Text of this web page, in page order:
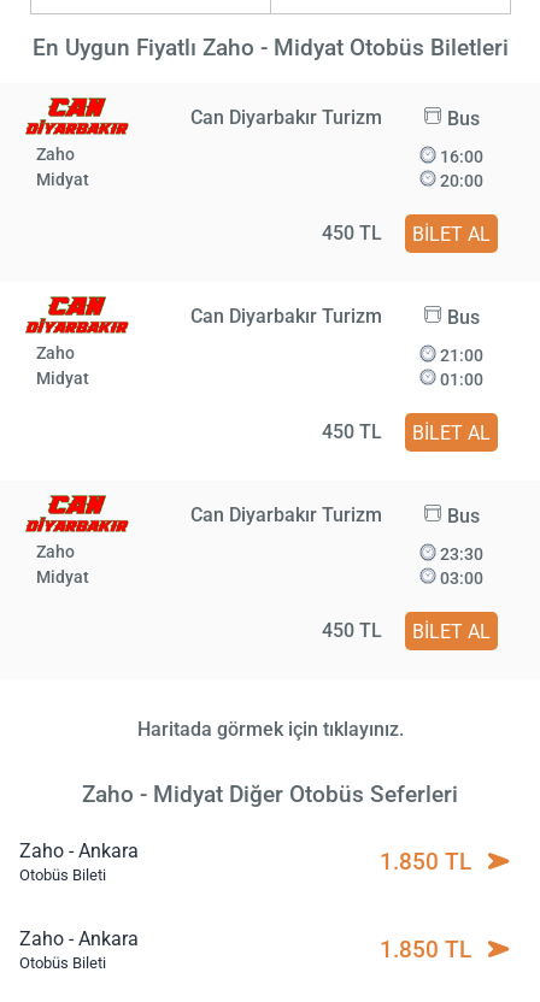
En Uygun Fiyatlı Zaho - Midyat Otobüs Biletleri
Can Diyarbakır Turizm Bus
Zaho
Midyat
16:00
20:00
450 TL BİLET AL
Can Diyarbakır Turizm Bus
Zaho
Midyat
21:00
01:00
450 TL BİLET AL
Can Diyarbakır Turizm Bus
Zaho
Midyat
23:30
03:00
450 TL BİLET AL
Haritada görmek için tıklayınız.
Zaho - Midyat Diğer Otobüs Seferleri
Zaho - Ankara
Otobüs Bileti 1.850 TL
Zaho - Ankara
Otobüs Bileti 1.850 TL